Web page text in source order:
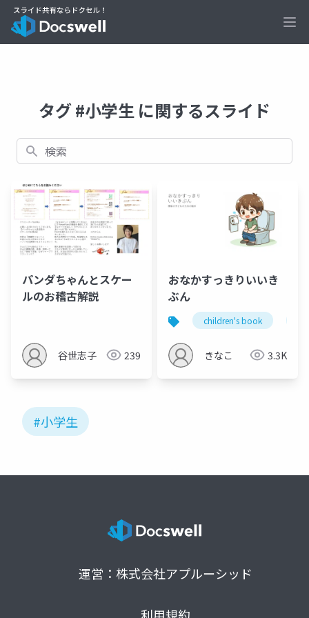
タグ #小学生 に関するスライド
検索
パンダちゃんとスケー
ルのお稽古解説
谷世志子 239
おなかすっきりいいき
ぶん
children's book
きなこ 3.3K
#小学生
運営：株式会社アプルーシッド
利用規約